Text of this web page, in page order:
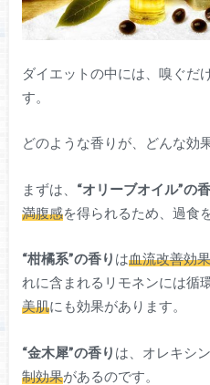
ダイエットの中には、嗅ぐだ
す。
どのような香りが、どんな効
まずは、 “オリーブオイル”の
満腹感を得られるため、過食
“柑橘系”の香り は血流改善効果
れに含まれるリモネンには循
美肌にも効果があります。
“金木犀”の香り は、オレキシ
制効果があるのです。